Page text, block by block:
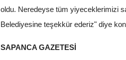
oldu. Neredeyse tüm yiyeceklerimizi
Belediyesine teşekkür ederiz" diye
SAPANCA GAZETESİ